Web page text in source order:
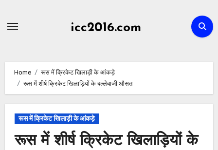
icc2016.com
Home
रूस में क्रिकेट खिलाड़ी के आंकड़े
रूस में शीर्ष क्रिकेट खिलाड़ियों के बल्लेबाजी औसत
रूस में क्रिकेट खिलाड़ी के आंकड़े
रूस में शीर्ष क्रिकेट खिलाड़ियों के